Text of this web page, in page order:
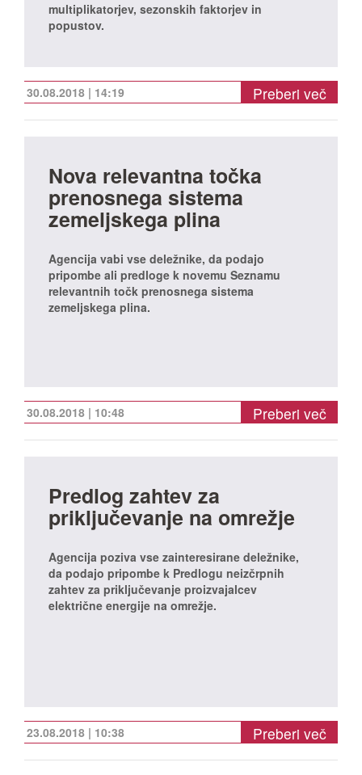
multiplikatorjev, sezonskih faktorjev in
popustov.
30.08.2018 | 14:19 Preberi več
Nova relevantna točka
prenosnega sistema
zemeljskega plina
Agencija vabi vse deležnike, da podajo
pripombe ali predloge k novemu Seznamu
relevantnih točk prenosnega sistema
zemeljskega plina.
30.08.2018 | 10:48 Preberi več
Predlog zahtev za
priključevanje na omrežje
Agencija poziva vse zainteresirane deležnike,
da podajo pripombe k Predlogu neizčrpnih
zahtev za priključevanje proizvajalcev
električne energije na omrežje.
23.08.2018 | 10:38 Preberi več